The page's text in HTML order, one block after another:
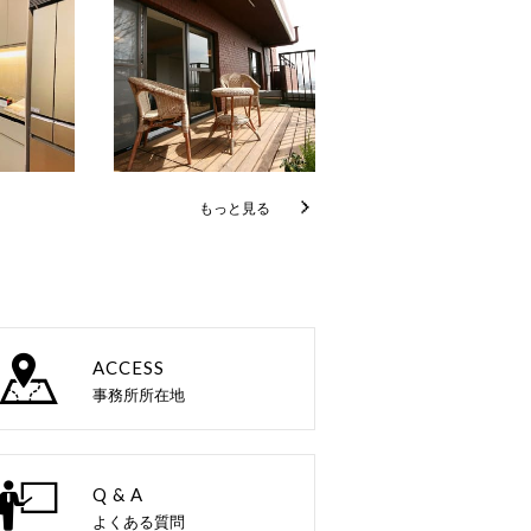
もっと見る
ACCESS
事務所所在地
Q & A
よくある質問